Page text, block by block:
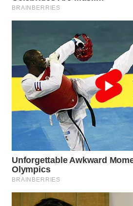
WAHANA
WAHANA
TV
WAHANANEWS
WAHANANEWS
CO ID
WAHANANEWS
NET
WAHANA